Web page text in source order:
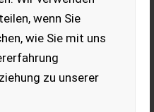
wenn Sie
wie Sie mit uns
zu unserer